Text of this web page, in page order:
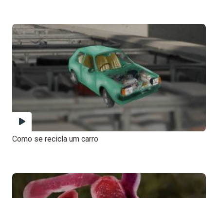
Como se recicla um carro